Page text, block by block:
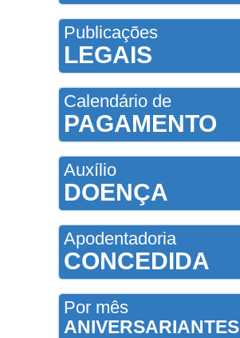
Publicações
LEGAIS
Calendário de
PAGAMENTO
Auxílio
DOENÇA
Apodentadoria
CONCEDIDA
Por mês
ANIVERSARIANTES